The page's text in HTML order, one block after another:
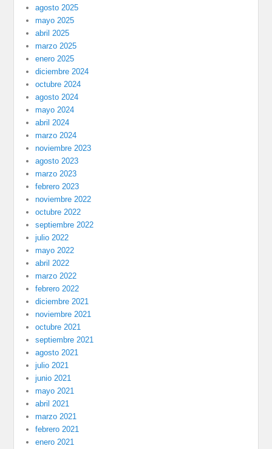
agosto 2025
mayo 2025
abril 2025
marzo 2025
enero 2025
diciembre 2024
octubre 2024
agosto 2024
mayo 2024
abril 2024
marzo 2024
noviembre 2023
agosto 2023
marzo 2023
febrero 2023
noviembre 2022
octubre 2022
septiembre 2022
julio 2022
mayo 2022
abril 2022
marzo 2022
febrero 2022
diciembre 2021
noviembre 2021
octubre 2021
septiembre 2021
agosto 2021
julio 2021
junio 2021
mayo 2021
abril 2021
marzo 2021
febrero 2021
enero 2021